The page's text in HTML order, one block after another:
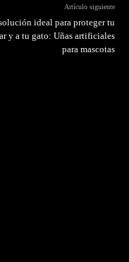
Artículo siguiente
ideal para proteger tu
y a tu gato: Uñas artificiales
para mascotas